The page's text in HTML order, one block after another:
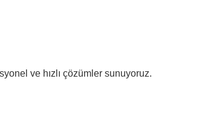
ve hızlı çözümler sunuyoruz.